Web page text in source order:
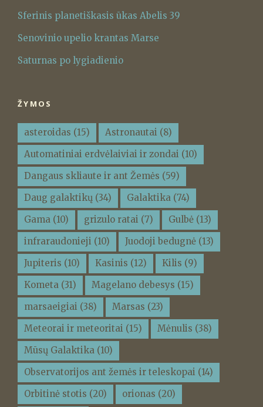
Sferinis planetiškasis ūkas Abelis 39
Senovinio upelio krantas Marse
Saturnas po lygiadienio
ŽYMOS
asteroidas (15) Astronautai (8)
Automatiniai erdvėlaiviai ir zondai (10)
Dangaus skliaute ir ant Žemės (59)
Daug galaktikų (34) Galaktika (74)
Gama (10) grizulo ratai (7) Gulbė (13)
infraraudonieji (10) Juodoji bedugnė (13)
Jupiteris (10) Kasinis (12) Kilis (9)
Kometa (31) Magelano debesys (15)
marsaeigiai (38) Marsas (23)
Meteorai ir meteoritai (15) Mėnulis (38)
Mūsų Galaktika (10)
Observatorijos ant žemės ir teleskopai (14)
Orbitinė stotis (20) orionas (20)